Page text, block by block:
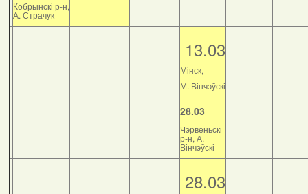
Кобрынскі р-н,
А. Страчук
13.03
Мінск,
М. Вінчэўскі
28.03
Чэрвеньскі
р-н, А.
Вінчэўскі
28.03